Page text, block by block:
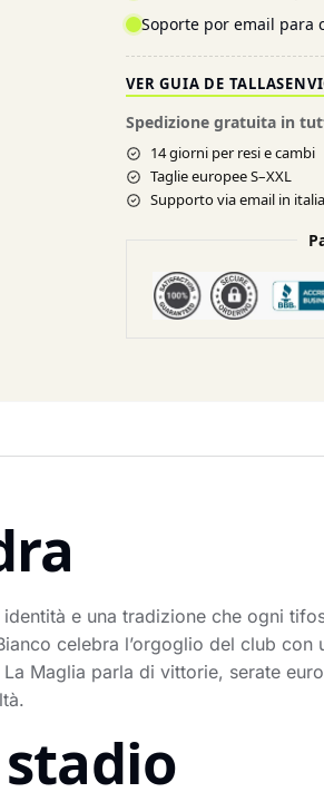
Soporte por email para
VER GUIA DE TALLAS
Spedizione gratuita in
14 giorni per resi e cambi
Taglie europee S–XXL
Supporto via email in
e una tradizione che ogni
celebra l’orgoglio del club
Maglia parla di vittorie, serate